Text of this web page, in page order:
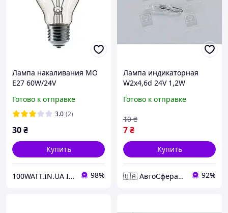
Лампа накаливания МО
Е27 60W/24V
Готово к отправке
3.0 (2)
30₴
Купить
100WATT.IN.UA ІНТЕРНЕТ-МАГАЗИН 98%
Лампа индикаторная
W2x4,6d 24V 1,2W
Готово к отправке
7₴
10 ₴
Купить
🇺🇦 АвтоСфера 🇺🇦 92%